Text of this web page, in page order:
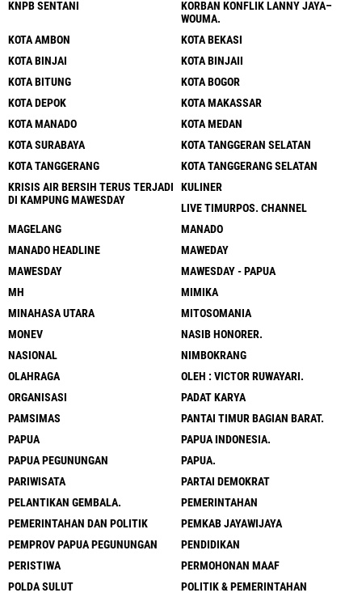
KNPB SENTANI
KORBAN KONFLIK LANNY JAYA–
WOUMA.
KOTA AMBON
KOTA BEKASI
KOTA BINJAI
KOTA BINJAII
KOTA BITUNG
KOTA BOGOR
KOTA DEPOK
KOTA MAKASSAR
KOTA MANADO
KOTA MEDAN
KOTA SURABAYA
KOTA TANGGERAN SELATAN
KOTA TANGGERANG
KOTA TANGGERANG SELATAN
KRISIS AIR BERSIH TERUS TERJADI
DI KAMPUNG MAWESDAY
KULINER
LIVE TIMURPOS. CHANNEL
MAGELANG
MANADO
MANADO HEADLINE
MAWEDAY
MAWESDAY
MAWESDAY - PAPUA
MH
MIMIKA
MINAHASA UTARA
MITOSOMANIA
MONEV
NASIB HONORER.
NASIONAL
NIMBOKRANG
OLAHRAGA
OLEH : VICTOR RUWAYARI.
ORGANISASI
PADAT KARYA
PAMSIMAS
PANTAI TIMUR BAGIAN BARAT.
PAPUA
PAPUA INDONESIA.
PAPUA PEGUNUNGAN
PAPUA.
PARIWISATA
PARTAI DEMOKRAT
PELANTIKAN GEMBALA.
PEMERINTAHAN
PEMERINTAHAN DAN POLITIK
PEMKAB JAYAWIJAYA
PEMPROV PAPUA PEGUNUNGAN
PENDIDIKAN
PERISTIWA
PERMOHONAN MAAF
POLDA SULUT
POLITIK & PEMERINTAHAN